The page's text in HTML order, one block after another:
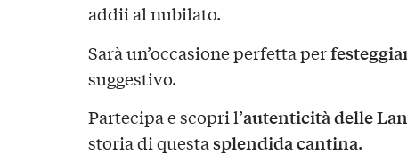
addii al nubilato.
Sarà un’occasione perfetta per
suggestivo.
Partecipa e scopri l’autenticità delle
storia di questasplendida cantina.